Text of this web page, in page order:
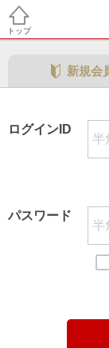
トップ
新規会
ログインID
パスワード